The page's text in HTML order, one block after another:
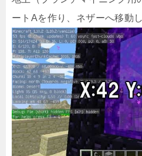
ートAを作り、ネザーへ移動し